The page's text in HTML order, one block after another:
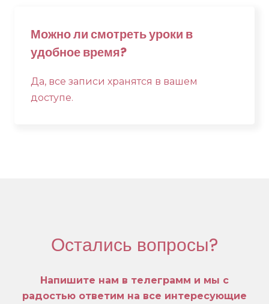
Можно ли смотреть уроки в
удобное время?
Да, все записи хранятся в вашем
доступе.
Остались вопросы?
Напишите нам в телеграмм и мы с
радостью ответим на все интересующие